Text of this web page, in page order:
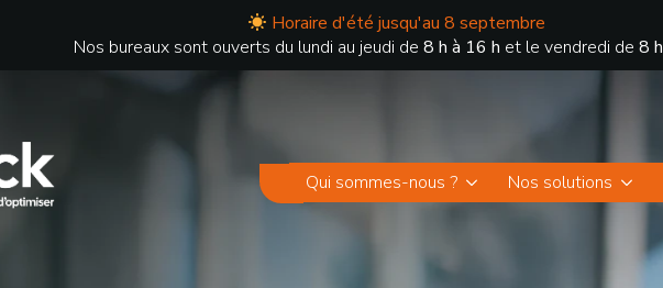
Horaire d'été jusqu'au 8 septembre
Nos bureaux sont ouverts du lundi au jeudi de 8 h à 16 h et le vendredi de 8
Qui sommes-nous ?
Nos solutions